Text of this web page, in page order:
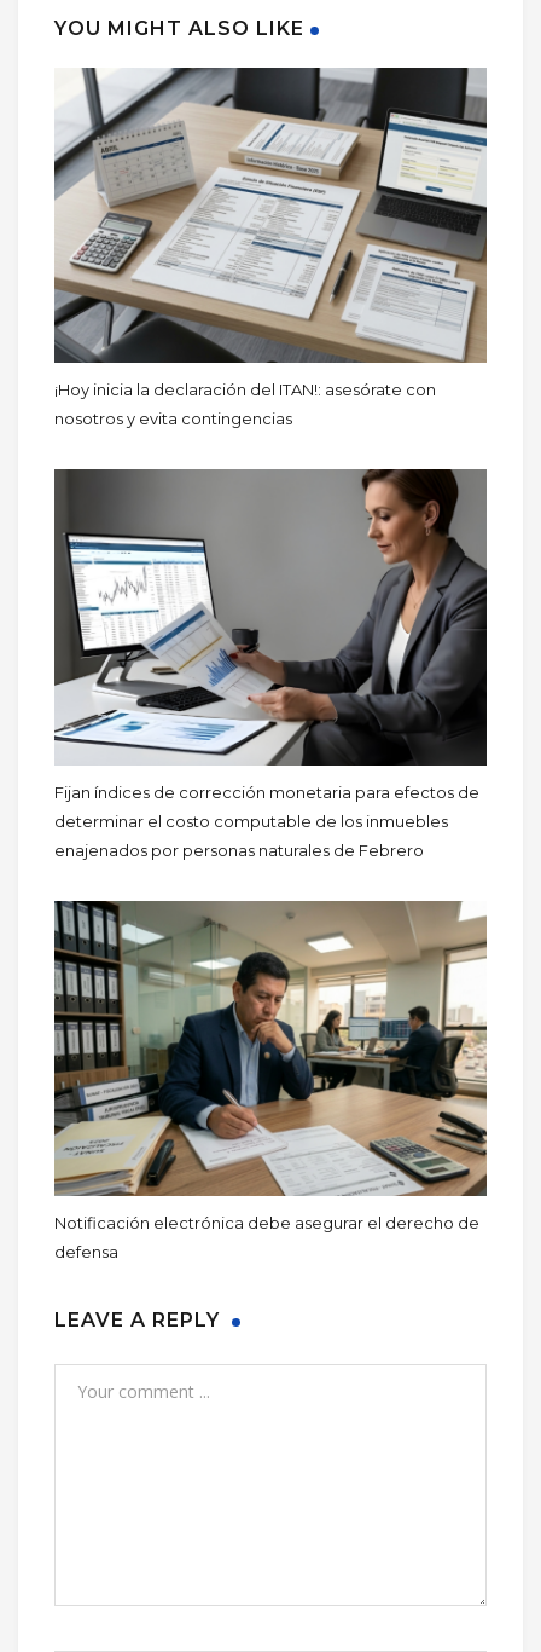
YOU MIGHT ALSO LIKE
¡Hoy inicia la declaración del ITAN!: asesórate con
nosotros y evita contingencias
Fijan índices de corrección monetaria para efectos de
determinar el costo computable de los inmuebles
enajenados por personas naturales de Febrero
Notificación electrónica debe asegurar el derecho de
defensa
LEAVE A REPLY